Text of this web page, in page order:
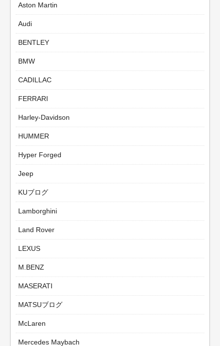
Aston Martin
Audi
BENTLEY
BMW
CADILLAC
FERRARI
Harley-Davidson
HUMMER
Hyper Forged
Jeep
KUブログ
Lamborghini
Land Rover
LEXUS
M.BENZ
MASERATI
MATSUブログ
McLaren
Mercedes Maybach